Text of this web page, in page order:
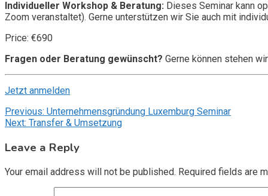
Individueller Workshop & Beratung: Dieses Seminar kann
Zoom veranstaltet). Gerne unterstützen wir Sie auch mit
Price: €690
Fragen oder Beratung gewünscht? Gerne können stehen
Jetzt anmelden
Post
navigation
Previous: Unternehmensgründung Luxemburg Seminar
Next: Transfer & Umsetzung
Leave a Reply
Your email address will not be published. Required fields are